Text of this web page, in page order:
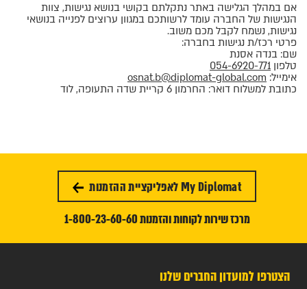
אם במהלך הגלישה באתר נתקלתם בקושי בנושא נגישות, צוות
הנגישות של החברה עומד לרשותכם במגוון ערוצים לפנייה בנושאי
נגישות, נשמח לקבל מכם משוב.
פרטי רכז/ת נגישות בחברה:
שם: בנדה אסנת
טלפון 054-6920-771
אימייל: osnat.b@diplomat-global.com
כתובת למשלוח דואר: החרמון 6 קריית שדה התעופה, לוד
My Diplomat לאפליקציית ההזמנות
מרכז שירות לקוחות והזמנות 1-800-23-60-60
הצטרפו למועדון החברים שלנו